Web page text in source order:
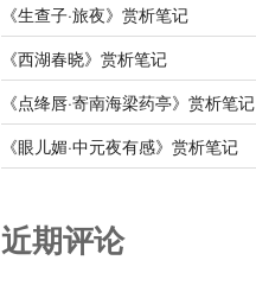
《生查子·旅夜》赏析笔记
《西湖春晓》赏析笔记
《点绛唇·寄南海梁药亭》赏析笔记
《眼儿媚·中元夜有感》赏析笔记
近期评论